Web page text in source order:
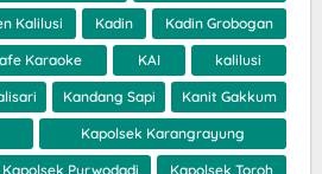
Kalilusi Kadin Kadin Grobogan
Karaoke KAI kalilusi
Kandang Sapi Kanit Gakkum
Kapolsek Karangrayung
Kapolsek Purwodadi Kapolsek Toroh